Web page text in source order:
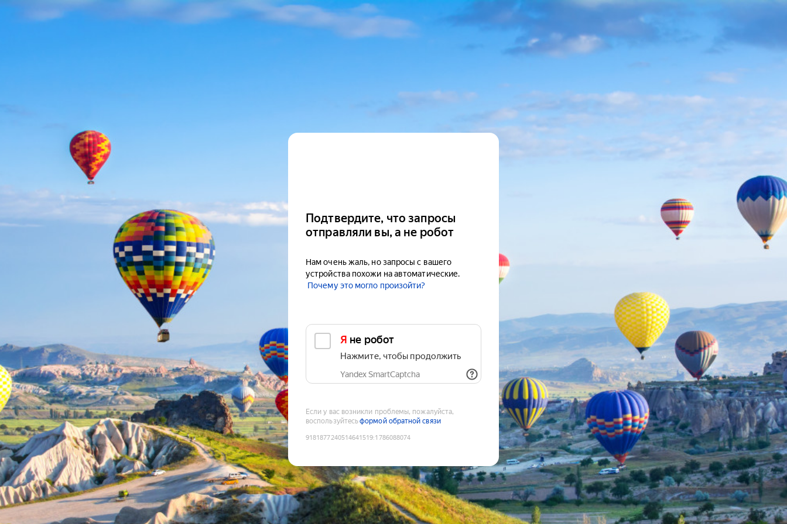
Подтвердите, что запросы
отправляли вы, а не робот
Нам очень жаль, но запросы с вашего
устройства похожи на автоматические.
Почему это могло произойти?
Я не робот
Нажмите, чтобы продолжить
Yandex SmartCaptcha
Если у вас возникли проблемы, пожалуйста,
воспользуйтесьформой обратной связи
9181877240514641519:1786088074